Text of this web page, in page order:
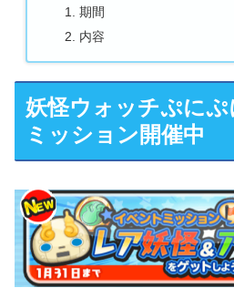
期間
内容
妖怪ウォッチぷに
ミッション開催中